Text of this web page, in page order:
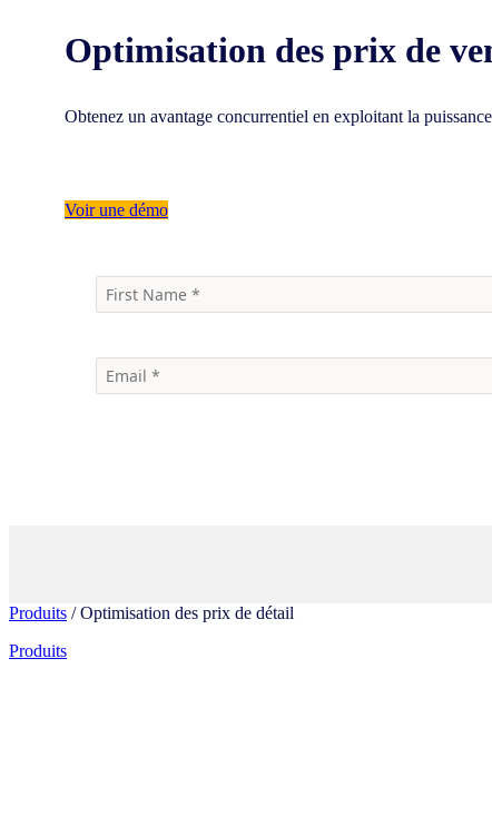
Optimisation des prix de
Obtenez un avantage concurrentiel en exploitant la
Voir une démo
Produits / Optimisation des prix de détail
Produits